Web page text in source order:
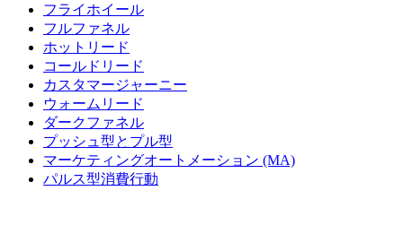
フライホイール
フルファネル
ホットリード
コールドリード
カスタマージャーニー
ウォームリード
ダークファネル
プッシュ型とプル型
マーケティングオートメーション (MA)
パルス型消費行動